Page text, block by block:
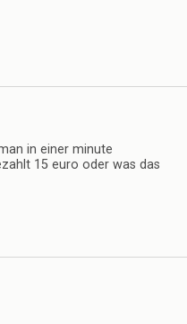
in einer minute
15 euro oder was das